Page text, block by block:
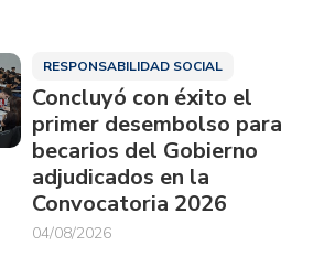
RESPONSABILIDAD SOCIAL
Concluyó con éxito el
primer desembolso para
becarios del Gobierno
adjudicados en la
Convocatoria 2026
04/08/2026